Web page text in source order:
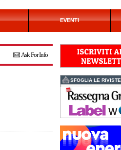
EVENTI
Ask For Info
SFOGLIA LE RIVISTE